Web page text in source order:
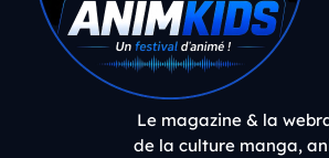
Le magazine & la
de la culture manga,